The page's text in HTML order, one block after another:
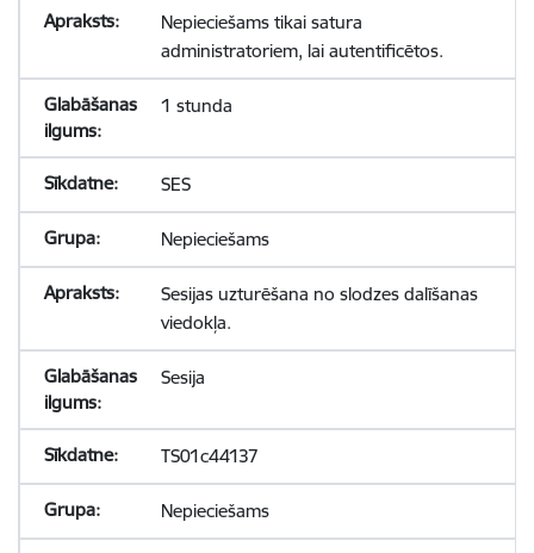
Nepieciešams tikai satura
administratoriem, lai autentificētos.
1 stunda
SES
Nepieciešams
Sesijas uzturēšana no slodzes dalīšanas
viedokļa.
Sesija
TS01c44137
Nepieciešams